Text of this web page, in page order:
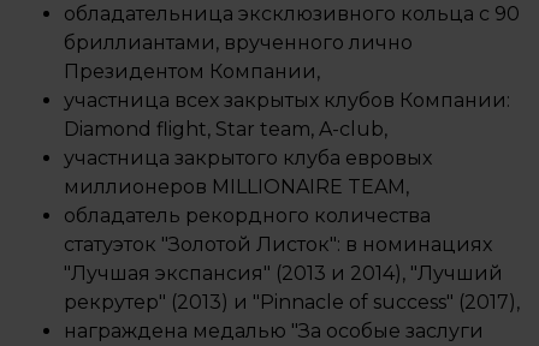
обладательница эксклюзивного кольца с 90
бриллиантами, врученного лично
Президентом Компании,
участница всех закрытых клубов Компании:
Diamond flight, Star team, A-club,
участница закрытого клуба евровых
миллионеров MILLIONAIRE TEAM,
обладатель рекордного количества
статуэток "Золотой Листок": в номинациях
"Лучшая экспансия" (2013 и 2014), "Лучший
рекрутер" (2013) и "Pinnacle of success" (2017),
награждена медалью "За особые заслуги